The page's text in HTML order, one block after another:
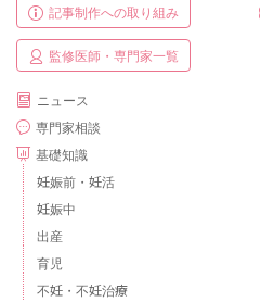
記事制作への取り組み
監修医師・専門家一覧
ニュース
専門家相談
基礎知識
妊娠前・妊活
妊娠中
出産
育児
不妊・不妊治療